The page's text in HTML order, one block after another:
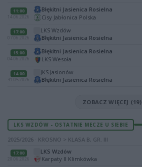
11:00
14.06.2026
Błękitni Jasienica Rosielna
Cisy Jabłonica Polska
17:00
07.06.2026
LKS Wzdów
Błękitni Jasienica Rosielna
15:00
04.06.2026
Błękitni Jasienica Rosielna
LKS Wesoła
14:00
JKS Jasionów
Błękitni Jasienica Rosielna
ZOBACZ WIĘCEJ (19)
LKS WZDÓW - OSTATNIE MECZE U SIEBIE
2025/2026 · KROSNO > KLASA B, GR. III
17:00
LKS Wzdów
Karpaty II Klimkówka